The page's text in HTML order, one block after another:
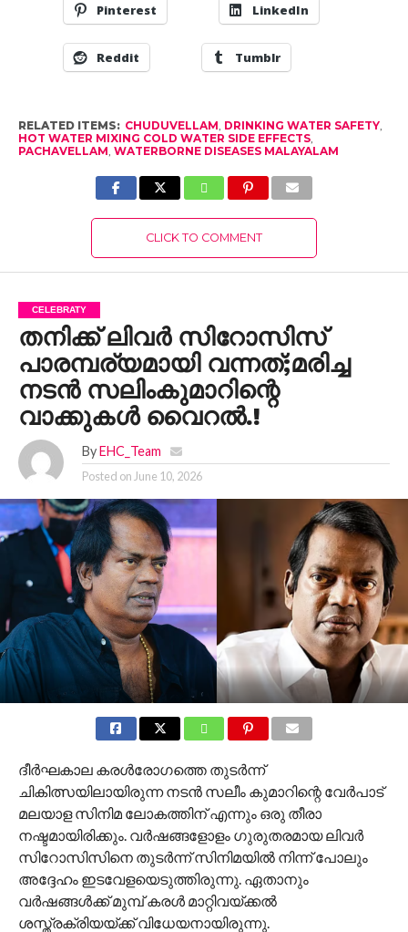
Pinterest LinkedIn
Reddit Tumblr
RELATED ITEMS: CHUDUVELLAM DRINKING WATER SAFETY,
HOT WATER MIXING COLD WATER SIDE EFFECTS,
PACHAVELLAM WATERBORNE DISEASES MALAYALAM
CLICK TO COMMENT
CELEBRATY
തനിക്ക് ലിവര്‍ സിറോസിസ്
പാരമ്പര്യമായി വന്നത്;മരിച്ച
നടൻ സലിംകുമാറിന്റെ
വാക്കുകൾ വൈറൽ.!
By EHC_Team
Posted on June 10, 2026
ദീർഘകാല കരൾരോ​ഗത്തെ തുടർന്ന്
ചികിത്സയിലായിരുന്ന നടൻ സലീം കുമാറിന്റെ വേർപാട്
മലയാള സിനിമ ലോകത്തിന് എന്നും ഒരു തീരാ
നഷ്ടമായിരിക്കും. വർഷങ്ങളോളം ​ഗുരുതരമായ ലിവർ
സിറോസിസിനെ തുടർന്ന് സിനിമയിൽ നിന്ന് പോലും
അദ്ദേഹം ഇടവേളയെടുത്തിരുന്നു. ഏതാനും
വർഷങ്ങൾക്ക് മുമ്പ് കരൾ മാറ്റിവയ്ക്കൽ
ശസ്ത്രക്രിയയ്ക്ക് വിധേയനായിരുന്നു.